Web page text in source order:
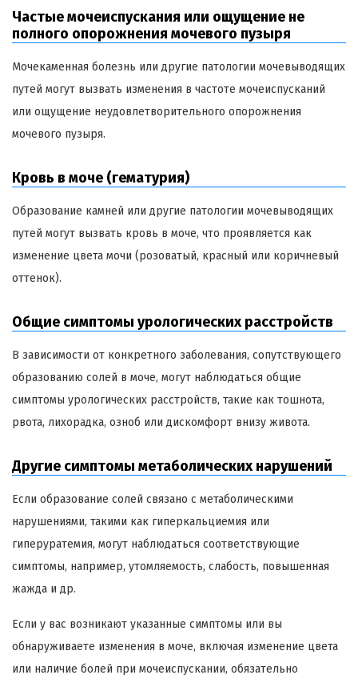
Частые мочеиспускания или ощущение не
полного опорожнения мочевого пузыря
Мочекаменная болезнь или другие патологии мочевыводящих
путей могут вызвать изменения в частоте мочеиспусканий
или ощущение неудовлетворительного опорожнения
мочевого пузыря.
Кровь в моче (гематурия)
Образование камней или другие патологии мочевыводящих
путей могут вызвать кровь в моче, что проявляется как
изменение цвета мочи (розоватый, красный или коричневый
оттенок).
Общие симптомы урологических расстройств
В зависимости от конкретного заболевания, сопутствующего
образованию солей в моче, могут наблюдаться общие
симптомы урологических расстройств, такие как тошнота,
рвота, лихорадка, озноб или дискомфорт внизу живота.
Другие симптомы метаболических нарушений
Если образование солей связано с метаболическими
нарушениями, такими как гиперкальциемия или
гиперуратемия, могут наблюдаться соответствующие
симптомы, например, утомляемость, слабость, повышенная
жажда и др.
Если у вас возникают указанные симптомы или вы
обнаруживаете изменения в моче, включая изменение цвета
или наличие болей при мочеиспускании, обязательно